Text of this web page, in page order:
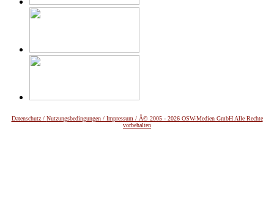
Datenschutz / Nutzungsbedingungen / Impressum / Â© 2005 - 2026 OSW-Medien GmbH Alle Rechte
vorbehalten